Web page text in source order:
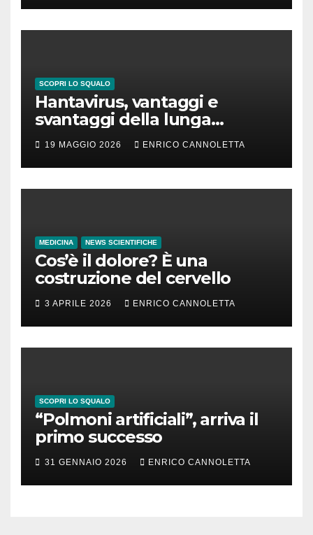
SCOPRI LO SQUALO
Hantavirus, vantaggi e
svantaggi della lunga
incubazione
19 MAGGIO 2026 ENRICO CANNOLETTA
MEDICINA NEWS SCIENTIFICHE
Cos’è il dolore? È una
costruzione del cervello
3 APRILE 2026 ENRICO CANNOLETTA
SCOPRI LO SQUALO
“Polmoni artificiali”, arriva il
primo successo
31 GENNAIO 2026 ENRICO CANNOLETTA